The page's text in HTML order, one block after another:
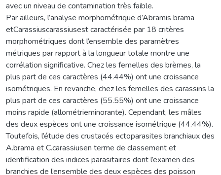
avec un niveau de contamination très faible.
Par ailleurs, l’analyse morphométrique d’Abramis brama
etCarassiuscarassiusest caractérisée par 18 critères
morphométriques dont l’ensemble des paramètres
métriques par rapport à la longueur totale montre une
corrélation significative. Chez les femelles des brèmes, la
plus part de ces caractères (44.44%) ont une croissance
isométriques. En revanche, chez les femelles des carassins la
plus part de ces caractères (55.55%) ont une croissance
moins rapide (allométrieminorante). Cependant, les mâles
des deux espèces ont une croissance isométrique (44.44%).
Toutefois, l’étude des crustacés ectoparasites branchiaux des
A.brama et C.carassiusen terme de classement et
identification des indices parasitaires dont l’examen des
branchies de l’ensemble des deux espèces des poisson